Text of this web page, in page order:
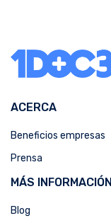
ACERCA
Beneficios empresas
Prensa
MÁS INFORMACIÓN
Blog